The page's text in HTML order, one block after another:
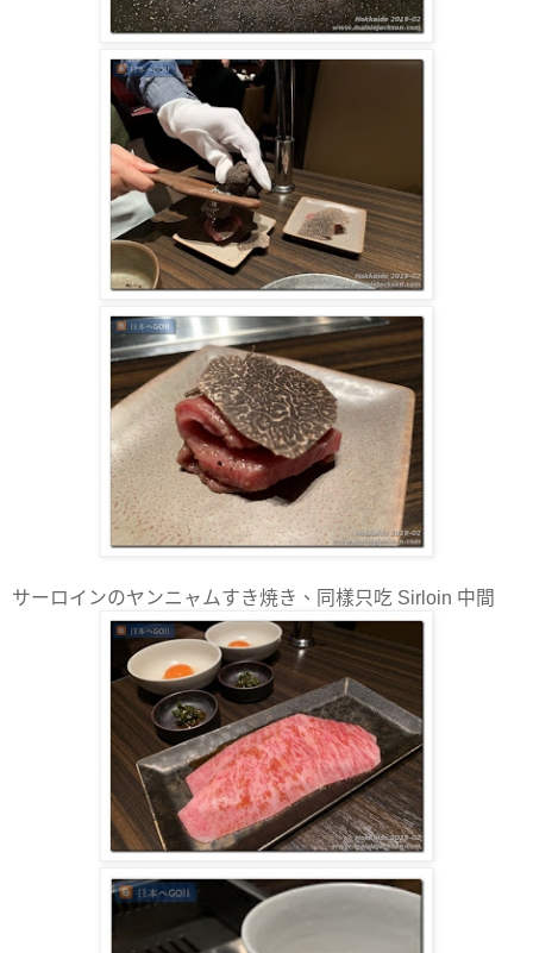
サーロインのヤンニャムすき焼き、同樣只吃 Sirloin 中間